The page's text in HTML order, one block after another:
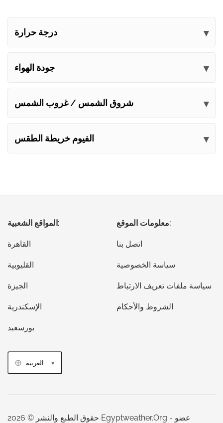
درجة حرارة
جودة الهواء
شروق الشمس / غروب الشمس
الفيوم خريطة الطقس
المواقع الشعبية:
القاهرة
القليوبية
الجيزة
الإسكندرية
بورسعيد
معلومات الموقع:
اتصل بنا
سياسة الخصوصية
سياسة ملفات تعريف الارتباط
الشروط والأحكام
العربية
حقوق الطبع والنشر © 2026 Egyptweather.Org - عضو